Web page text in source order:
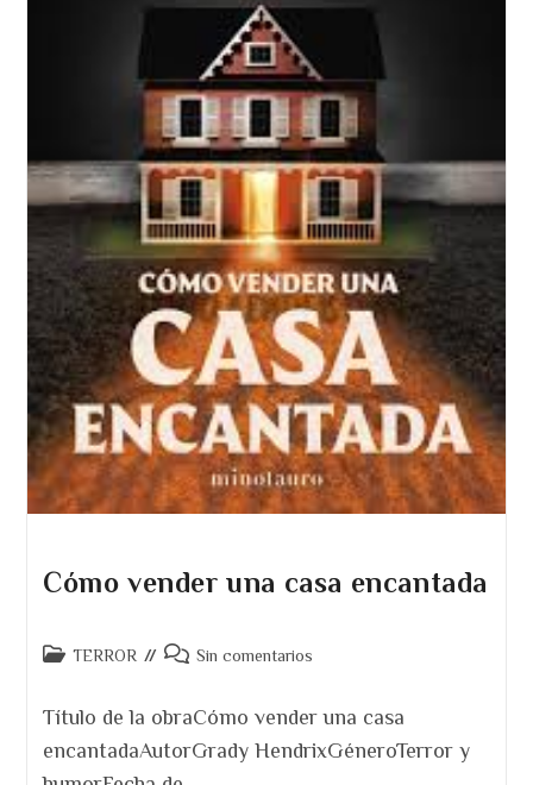
Cómo vender una casa encantada
Categoría
entrada:
TERROR
Comentarios
entrada:
Sin comentarios
Título de la obraCómo vender una casa
encantadaAutorGrady HendrixGéneroTerror y